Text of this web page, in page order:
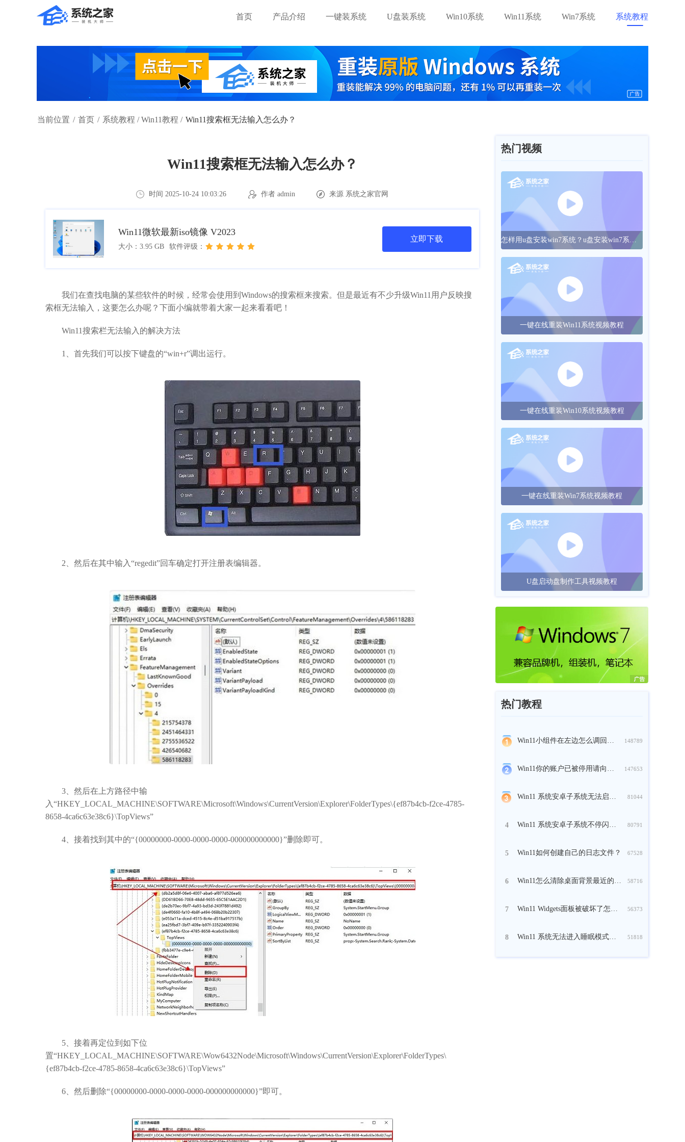
首页 产品介绍 一键装系统 U盘装系统 Win10系统 Win11系统 Win7系统 系统教程
当前位置 / 首页 / 系统教程 /Win11教程 / Win11搜索框无法输入怎么办？
Win11搜索框无法输入怎么办？
时间 2025-10-24 10:03:26 作者 admin 来源 系统之家官网
Win11微软最新iso镜像 V2023
大小：3.95 GB 软件评级：
立即下载
我们在查找电脑的某些软件的时候，经常会使用到Windows的搜索框来搜索。但是最近有不少升级Win11用户反映搜
索框无法输入，这要怎么办呢？下面小编就带着大家一起来看看吧！
Win11搜索栏无法输入的解决方法
1、首先我们可以按下键盘的“win+r”调出运行。
2、然后在其中输入“regedit”回车确定打开注册表编辑器。
3、然后在上方路径中输
入“HKEY_LOCAL_MACHINE\SOFTWARE\Microsoft\Windows\CurrentVersion\Explorer\FolderTypes\{ef87b4cb-f2ce-4785-
8658-4ca6c63e38c6}\TopViews”
4、接着找到其中的“{00000000-0000-0000-0000-000000000000}”删除即可。
5、接着再定位到如下位
置“HKEY_LOCAL_MACHINE\SOFTWARE\Wow6432Node\Microsoft\Windows\CurrentVersion\Explorer\FolderTypes\
{ef87b4cb-f2ce-4785-8658-4ca6c63e38c6}\TopViews”
6、然后删除“{00000000-0000-0000-0000-000000000000}”即可。
热门视频
怎样用u盘安装win7系统？u盘安装win7系统的操作方法
一键在线重装Win11系统视频教程
一键在线重装Win10系统视频教程
一键在线重装Win7系统视频教程
U盘启动盘制作工具视频教程
热门教程
Win11小组件在左边怎么调回来？ 148789
Win11你的账户已被停用请向管理员咨询怎么办？ 147653
Win11 系统安卓子系统无法启动怎么办？ 81044
4 Win11 系统安卓子系统不停闪退怎么办？ 80791
5 Win11如何创建自己的日志文件？ 67528
6 Win11怎么清除桌面背景最近的图像历史记录？ 58716
7 Win11 Widgets面板被破坏了怎么办？ 56373
8 Win11 系统无法进入睡眠模式怎么修复？ 51818